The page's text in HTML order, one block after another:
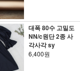
대폭 80수 고밀도
NN/c원단 2종 사
각사각 sy
6,400원